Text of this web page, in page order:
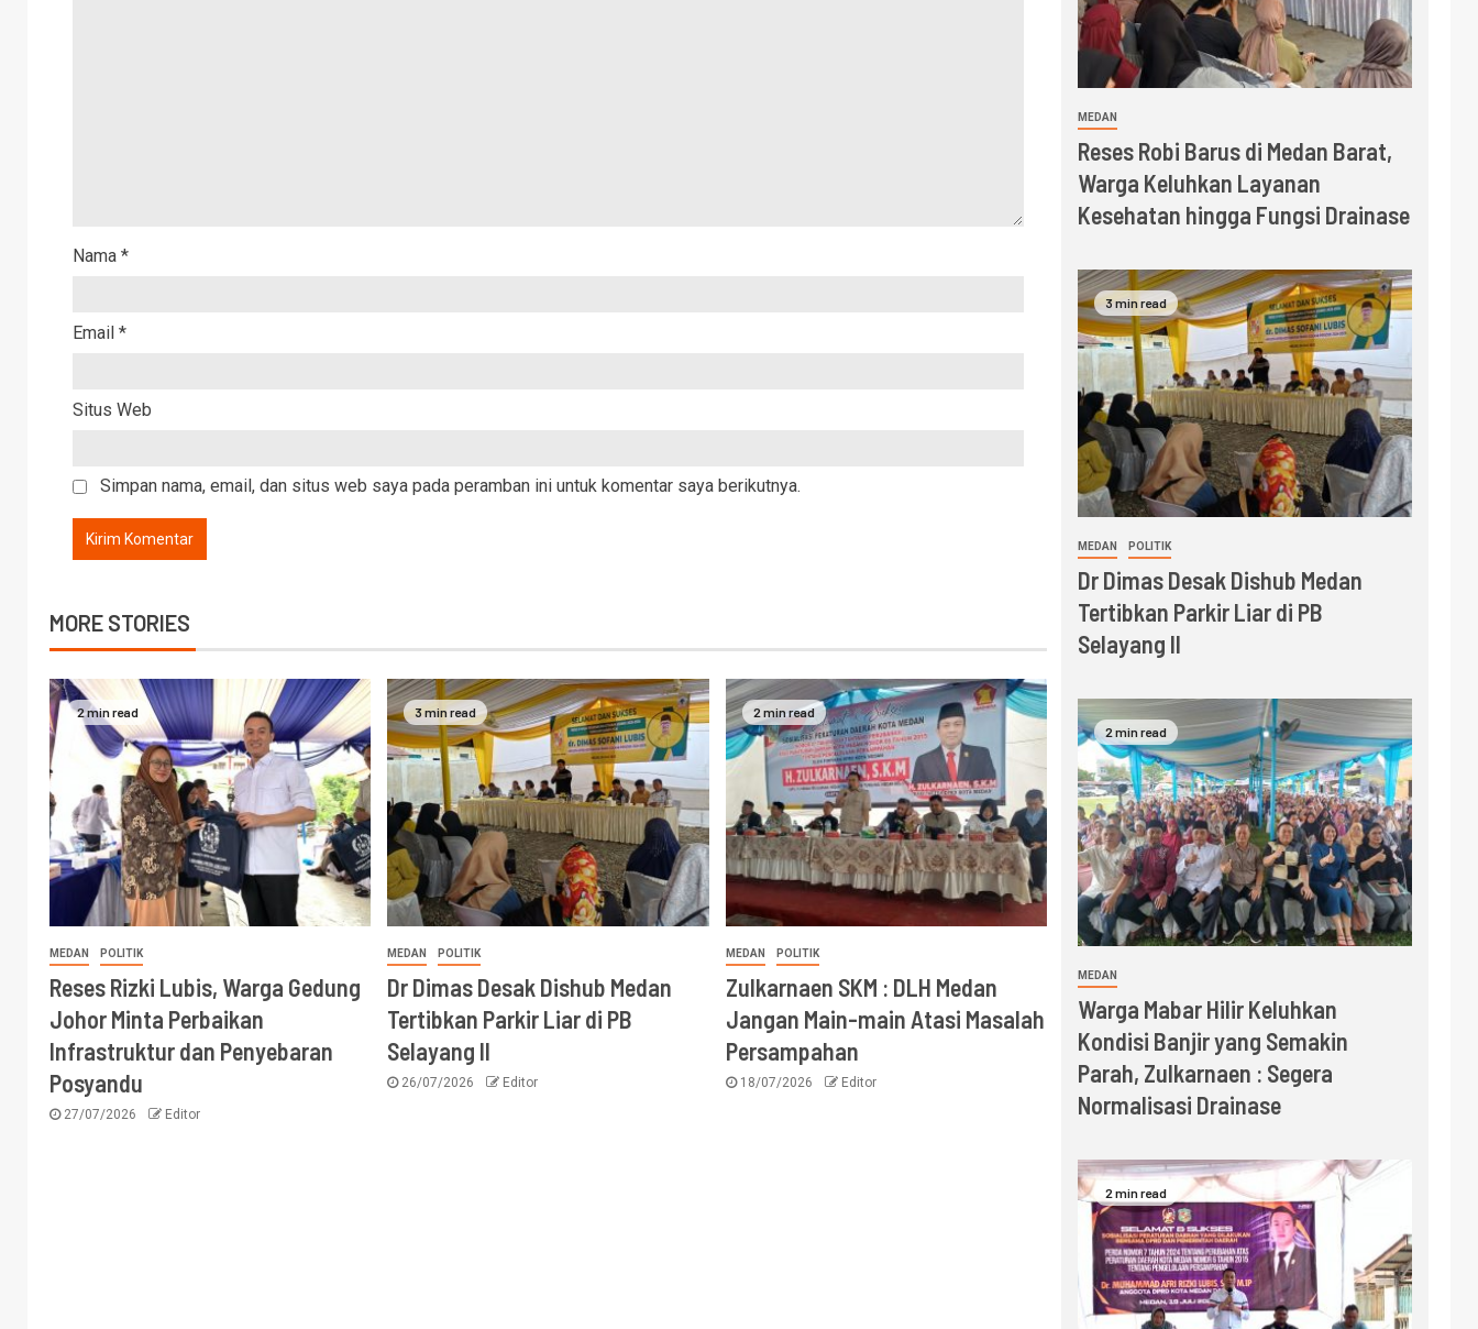
Nama *
Email *
Situs Web
Simpan nama, email, dan situs web saya pada peramban ini untuk komentar saya berikutnya.
MORE STORIES
2 min read
MEDAN POLITIK
Reses Rizki Lubis, Warga Gedung
Johor Minta Perbaikan
Infrastruktur dan Penyebaran
Posyandu
27/07/2026 Editor
3 min read
MEDAN POLITIK
Dr Dimas Desak Dishub Medan
Tertibkan Parkir Liar di PB
Selayang II
26/07/2026 Editor
2 min read
MEDAN POLITIK
Zulkarnaen SKM : DLH Medan
Jangan Main-main Atasi Masalah
Persampahan
18/07/2026 Editor
MEDAN
Reses Robi Barus di Medan Barat,
Warga Keluhkan Layanan
Kesehatan hingga Fungsi Drainase
3 min read
MEDAN POLITIK
Dr Dimas Desak Dishub Medan
Tertibkan Parkir Liar di PB
Selayang II
2 min read
MEDAN
Warga Mabar Hilir Keluhkan
Kondisi Banjir yang Semakin
Parah, Zulkarnaen : Segera
Normalisasi Drainase
2 min read